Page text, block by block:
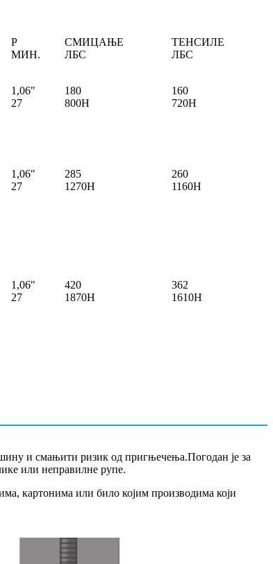
P
МИН.
СМИЦАЊЕ
ЛБС
ТЕНСИЛЕ
ЛБС
1,06"
27
180
800Н
160
720Н
1,06"
27
285
1270Н
260
1160Н
1,06"
27
420
1870Н
362
1610Н
и смањити ризик од пригњечења.Погодан је за
или неправилне рупе.
картонима или било којим производима који